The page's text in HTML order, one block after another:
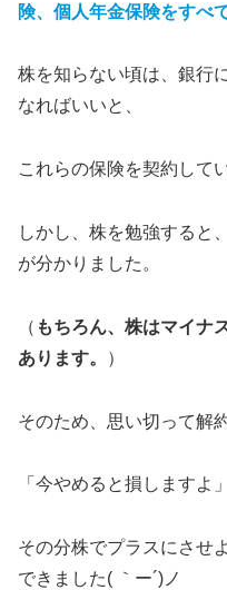
険、個人年金保険をすべ
株を知らない頃は、銀行
なればいいと、
これらの保険を契約して
しかし、株を勉強すると
が分かりました。
（ もちろん、株はマイナ
あります。
）
そのため、思い切って解
「今やめると損しますよ
その分株でプラスにさせ
できました( ｀ー´)ノ